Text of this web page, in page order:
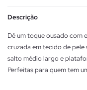
Descrição
Dê um toque ousado com
cruzada em tecido de
salto médio largo e
Perfeitas para quem tem